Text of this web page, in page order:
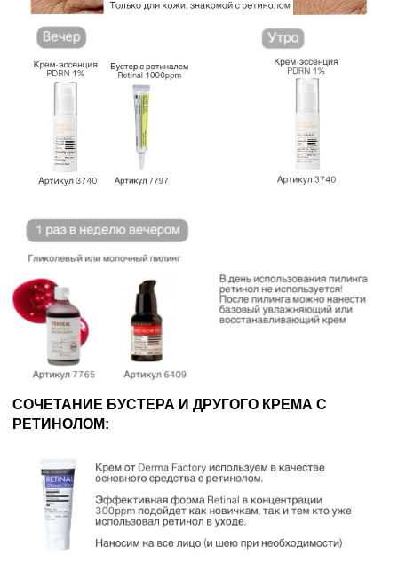
СОЧЕТАНИЕ БУСТЕРА И ДРУГОГО КРЕМА С
РЕТИНОЛОМ: